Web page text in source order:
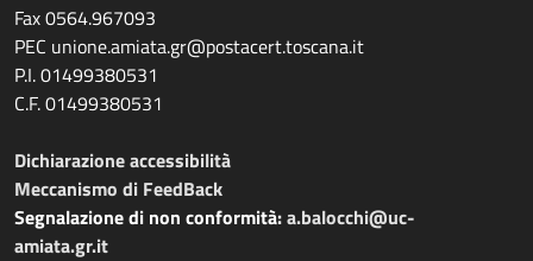
Fax 0564.967093
PEC unione.amiata.gr@postacert.toscana.it
P.I. 01499380531
C.F. 01499380531
Dichiarazione accessibilità
Meccanismo di FeedBack
Segnalazione di non conformità:a.balocchi@uc-
amiata.gr.it